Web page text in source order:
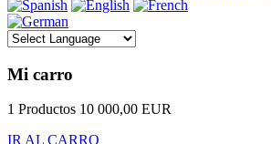
Mi carro
1 Productos 10 000,00 EUR
IR AL CARRO